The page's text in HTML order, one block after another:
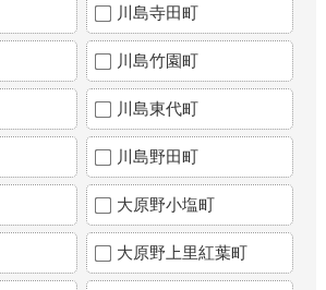
川島寺田町
川島竹園町
川島東代町
川島野田町
大原野小塩町
大原野上里紅葉町